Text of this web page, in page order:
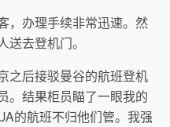
，办理手续非常迅速。然
去登机门。
之后接驳曼谷的航班登机
。结果柜员瞄了一眼我的
的航班不归他们管。我强